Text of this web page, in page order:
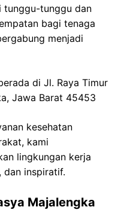
tunggu-tunggu dan
bagi tenaga
menjadi
di Jl. Raya Timur
Jawa Barat 45453
kesehatan
kami
lingkungan kerja
dan inspiratif.
Majalengka